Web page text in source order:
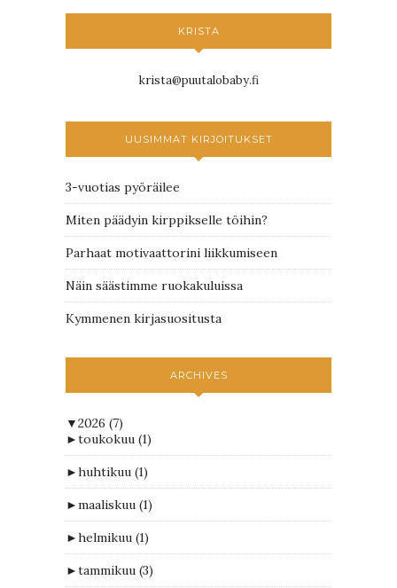
KRISTA
krista@puutalobaby.fi
UUSIMMAT KIRJOITUKSET
3-vuotias pyöräilee
Miten päädyin kirppikselle töihin?
Parhaat motivaattorini liikkumiseen
Näin säästimme ruokakuluissa
Kymmenen kirjasuositusta
ARCHIVES
▼2026 (7)
►toukokuu (1)
►huhtikuu (1)
►maaliskuu (1)
►helmikuu (1)
►tammikuu (3)